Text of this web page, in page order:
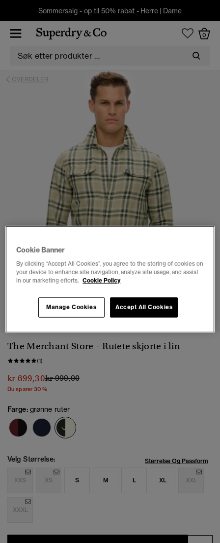
Sommersalg - op til 50% rabat - Herre | Dame
0
OVERDELER
1 2 4 5
The Merchant Store – Rutete skjorte i lin
(1)
kr 699,30Pris nedsatt fra
kr 999,00til
Du sparer 30 %
Farge: grønne ruter
Velg Størrelse: Størrelse Og Passform
XXS XS S M L XL XXL
XXXL
Cookie Banner
By clicking “Accept All Cookies”, you agree to the storing of cookies on
your device to enhance site navigation, analyze site usage, and assist
in our marketing efforts. Cookie Policy
Accept All Cookies
Manage Cookies